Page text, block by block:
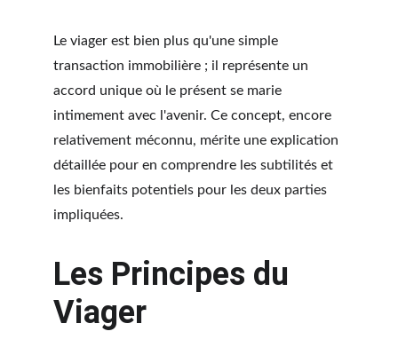
Le viager est bien plus qu'une simple
transaction immobilière ; il représente un
accord unique où le présent se marie
intimement avec l'avenir. Ce concept, encore
relativement méconnu, mérite une explication
détaillée pour en comprendre les subtilités et
les bienfaits potentiels pour les deux parties
impliquées.
Les Principes du
Viager